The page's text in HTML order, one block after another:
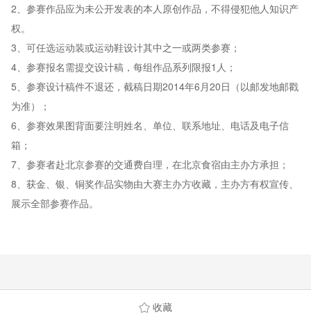
2 、参赛作品应为未公开发表的本人原创作品，不得侵犯他人知识产
权。
3、可任选运动装或运动鞋设计其中之一或两类参赛；
4、参赛报名需提交设计稿，每组作品系列限报1人；
5、参赛设计稿件不退还，截稿日期2014年6月20日（以邮发地邮戳
为准）；
6、参赛效果图背面要注明姓名、单位、联系地址、电话及电子信
箱；
7、参赛者赴北京参赛的交通费自理，在北京食宿由主办方承担；
8、获金、银、铜奖作品实物由大赛主办方收藏，主办方有权宣传、
展示全部参赛作品。
收藏